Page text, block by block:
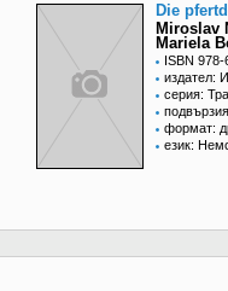
Die
Miroslav
Mariela
ISBN
издател:
серия:
формат:
език: